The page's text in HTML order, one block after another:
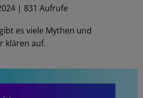
| 831 Aufrufe
es viele Mythen und
klären auf.